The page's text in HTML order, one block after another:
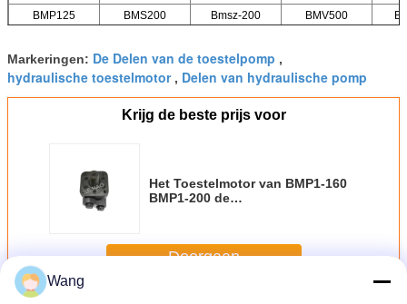
BMP125
BMS200 Bmsz-200 BMV500
Markeringen: De Delen van de toestelpomp ,
hydraulische toestelmotor, Delen van hydraulische pomp
Krijg de beste prijs voor
Het Toestelmotor van BMP1-160
BMP1-200 de
Doorgaan
Wang